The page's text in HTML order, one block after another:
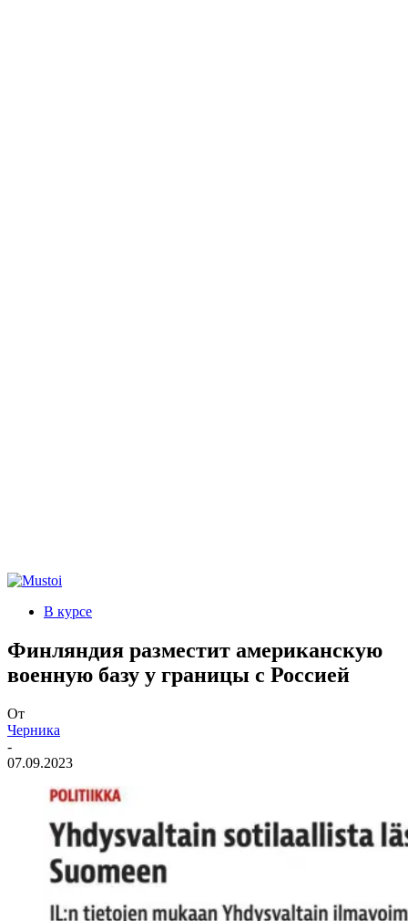
В курсе
Финляндия разместит американскую
военную базу у границы с Россией
От
Черника
-
07.09.2023